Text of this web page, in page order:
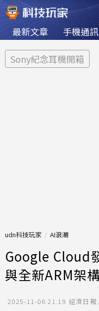
最新文章 手機通訊
Sony紀念耳機開箱
udn科技玩家 AI浪潮
Google Cloud
與全新ARM架
2025-11-06 21:19 經濟日